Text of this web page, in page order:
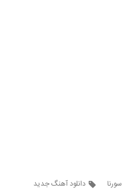
و زیبای نوید بابانیا با نام باز
دانلود آهنگ جدید